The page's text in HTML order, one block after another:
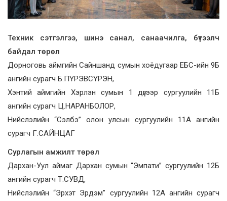
Техник сэтгэлгээ, шинэ санал, санаачилга, бүтээлч
байдал төрөл
Дорноговь аймгийн Сайншанд сумын хоёдугаар ЕБС-ийн 9Б
ангийн сурагч Б.ПҮРЭВСҮРЭН,
Хэнтий аймгийн Хэрлэн сумын 1 дүгээр сургуулийн 11Б
ангийн сурагч Ц.НАРАНБОЛОР,
Нийслэлийн “Сэлбэ” олон улсын сургуулийн 11А ангийн
сурагч Г.САЙНЦАГ
Сурлагын амжилт төрөл
Дархан-Уул аймаг Дархан сумын “Эмпати” сургуулийн 12Б
ангийн сурагч Т.СУВД,
Нийслэлийн “Эрхэт Эрдэм” сургуулийн 12А ангийн сурагч